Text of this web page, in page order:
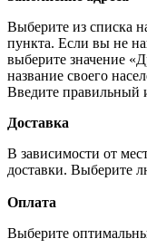
Выберите из списка
пункта. Если вы не
выберите значение
название своего
Введите правильный
Доставка
В зависимости от
доставки. Выберите
Оплата
Выберите